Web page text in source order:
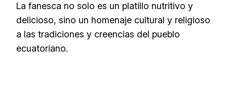
La fanesca no solo es un platillo nutritivo y
delicioso, sino un homenaje cultural y religioso
a las tradiciones y creencias del pueblo
ecuatoriano.